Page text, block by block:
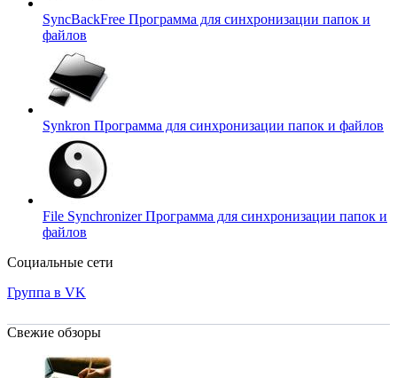
SyncBackFree Программа для синхронизации папок и
файлов
Synkron Программа для синхронизации папок и файлов
File SynchronizerПрограмма для синхронизации папок и
файлов
Социальные сети
Группа в VK
Свежие обзоры